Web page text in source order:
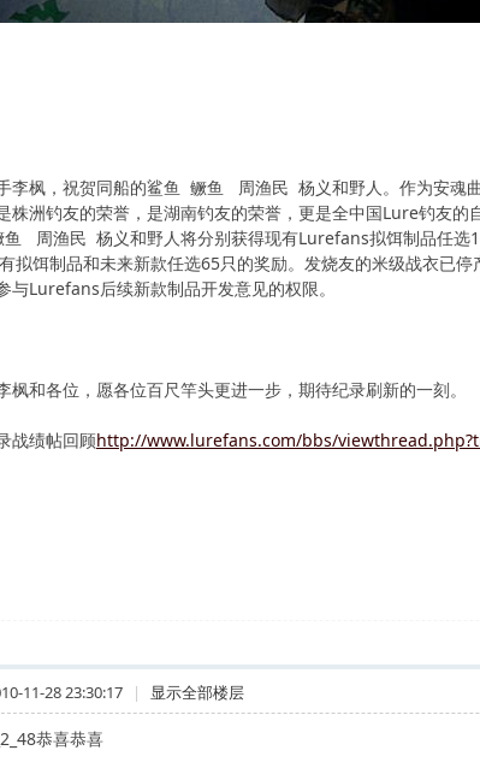
李枫，祝贺同船的鲨鱼 鳜鱼 周渔民 杨义和野人。作为安魂
株洲钓友的荣誉，是湖南钓友的荣誉，更是全中国Lure钓友的
周渔民 杨义和野人将分别获得现有Lurefans拟饵制品任选
拟饵制品和未来新款任选65只的奖励。发烧友的米级战衣已
与Lurefans后续新款制品开发意见的权限。
枫和各位，愿各位百尺竿头更进一步，期待纪录刷新的一刻。
战绩帖回顾http://www.lurefans.com/bbs/
11-28 23:30:17 | 显示全部楼层
恭喜恭喜